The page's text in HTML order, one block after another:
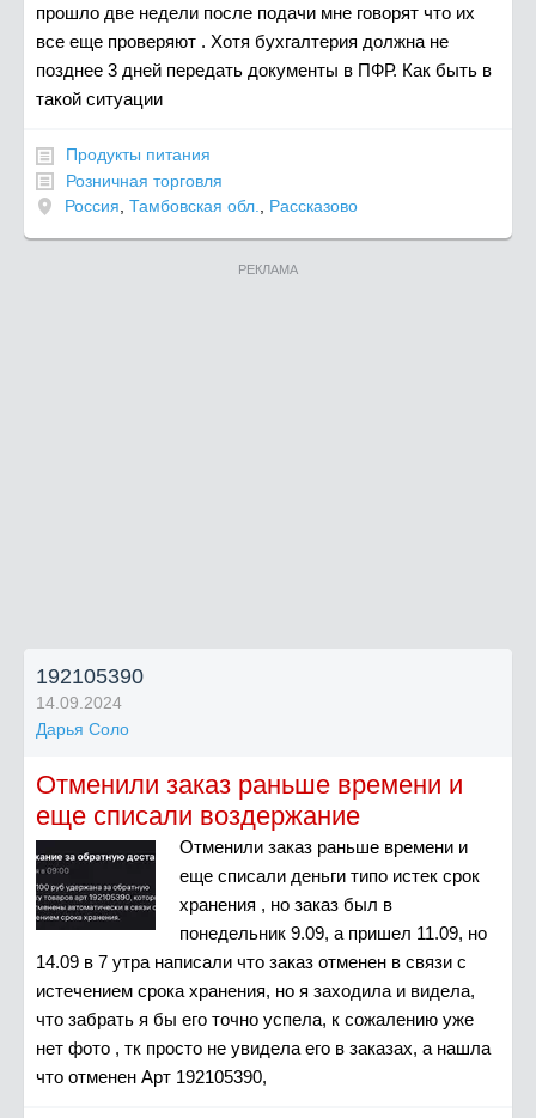
прошло две недели после подачи мне говорят что их
все еще проверяют . Хотя бухгалтерия должна не
позднее 3 дней передать документы в ПФР. Как быть в
такой ситуации
Продукты питания
Розничная торговля
Россия Тамбовская обл. Рассказово
РЕКЛАМА
192105390
14.09.2024
Дарья Соло
Отменили заказ раньше времени и
еще списали воздержание
Отменили заказ раньше времени и
еще списали деньги типо истек срок
хранения , но заказ был в
понедельник 9.09, а пришел 11.09, но
14.09 в 7 утра написали что заказ отменен в связи с
истечением срока хранения, но я заходила и видела,
что забрать я бы его точно успела, к сожалению уже
нет фото , тк просто не увидела его в заказах, а нашла
что отменен Арт 192105390,